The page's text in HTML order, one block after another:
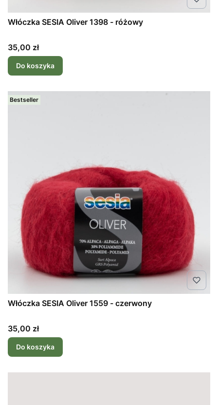
Włóczka SESIA Oliver 1398 - różowy
Cena
35,00 zł
Do koszyka
Bestseller
Włóczka SESIA Oliver 1559 - czerwony
Cena
35,00 zł
Do koszyka